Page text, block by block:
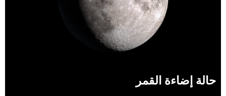
حالة إضاءة القمر